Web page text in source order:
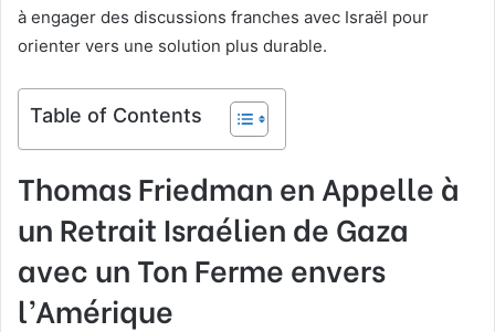
à engager des discussions franches avec Israël pour
orienter vers une solution plus durable.
Table of Contents
Thomas Friedman en Appelle à
un Retrait Israélien de Gaza
avec un Ton Ferme envers
l’Amérique